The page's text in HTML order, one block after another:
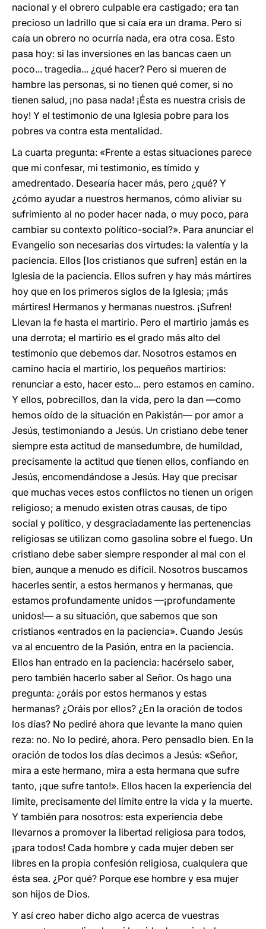
nacional y el obrero culpable era castigado; era tan
precioso un ladrillo que si caía era un drama. Pero si
caía un obrero no ocurría nada, era otra cosa. Esto
pasa hoy: si las inversiones en las bancas caen un
poco... tragedia... ¿qué hacer? Pero si mueren de
hambre las personas, si no tienen qué comer, si no
tienen salud, ¡no pasa nada! ¡Ésta es nuestra crisis de
hoy! Y el testimonio de una Iglesia pobre para los
pobres va contra esta mentalidad.
La cuarta pregunta: «Frente a estas situaciones parece
que mi confesar, mi testimonio, es tímido y
amedrentado. Desearía hacer más, pero ¿qué? Y
¿cómo ayudar a nuestros hermanos, cómo aliviar su
sufrimiento al no poder hacer nada, o muy poco, para
cambiar su contexto político-social?». Para anunciar el
Evangelio son necesarias dos virtudes: la valentía y la
paciencia. Ellos [los cristianos que sufren] están en la
Iglesia de la paciencia. Ellos sufren y hay más mártires
hoy que en los primeros siglos de la Iglesia; ¡más
mártires! Hermanos y hermanas nuestros. ¡Sufren!
Llevan la fe hasta el martirio. Pero el martirio jamás es
una derrota; el martirio es el grado más alto del
testimonio que debemos dar. Nosotros estamos en
camino hacia el martirio, los pequeños martirios:
renunciar a esto, hacer esto... pero estamos en camino.
Y ellos, pobrecillos, dan la vida, pero la dan —como
hemos oído de la situación en Pakistán— por amor a
Jesús, testimoniando a Jesús. Un cristiano debe tener
siempre esta actitud de mansedumbre, de humildad,
precisamente la actitud que tienen ellos, confiando en
Jesús, encomendándose a Jesús. Hay que precisar
que muchas veces estos conflictos no tienen un origen
religioso; a menudo existen otras causas, de tipo
social y político, y desgraciadamente las pertenencias
religiosas se utilizan como gasolina sobre el fuego. Un
cristiano debe saber siempre responder al mal con el
bien, aunque a menudo es difícil. Nosotros buscamos
hacerles sentir, a estos hermanos y hermanas, que
estamos profundamente unidos —¡profundamente
unidos!— a su situación, que sabemos que son
cristianos «entrados en la paciencia». Cuando Jesús
va al encuentro de la Pasión, entra en la paciencia.
Ellos han entrado en la paciencia: hacérselo saber,
pero también hacerlo saber al Señor. Os hago una
pregunta: ¿oráis por estos hermanos y estas
hermanas? ¿Oráis por ellos? ¿En la oración de todos
los días? No pediré ahora que levante la mano quien
reza: no. No lo pediré, ahora. Pero pensadlo bien. En la
oración de todos los días decimos a Jesús: «Señor,
mira a este hermano, mira a esta hermana que sufre
tanto, ¡que sufre tanto!». Ellos hacen la experiencia del
límite, precisamente del límite entre la vida y la muerte.
Y también para nosotros: esta experiencia debe
llevarnos a promover la libertad religiosa para todos,
¡para todos! Cada hombre y cada mujer deben ser
libres en la propia confesión religiosa, cualquiera que
ésta sea. ¿Por qué? Porque ese hombre y esa mujer
son hijos de Dios.
Y así creo haber dicho algo acerca de vuestras